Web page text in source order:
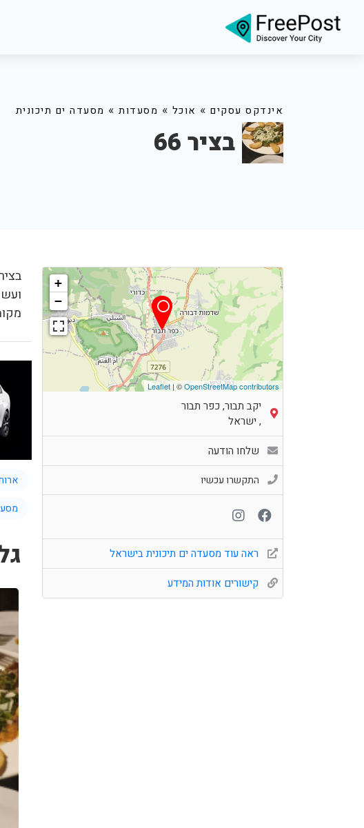
אינדקס עסקים » אוכל » מסעדות » מסעדה ים תיכונית
בציר 66
+
−
Leaflet | ©OpenStreetMap contributors
יקב תבור, כפר תבור
, ישראל
שלחו הודעה
התקשרו עכשיו
ראה עוד מסעדה ים תיכונית בישראל
קישורים אודות המידע